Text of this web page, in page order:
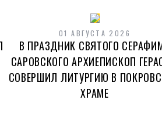
АРХИЕПИСКОП
01 АВГУСТА 2026
В ПРАЗДНИК СВЯТОГО
САРОВСКОГО АРХИЕПИСКОП
СОВЕРШИЛ ЛИТУРГИЮ В
ХРАМЕ